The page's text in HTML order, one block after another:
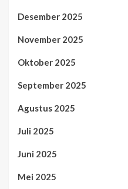
Desember 2025
November 2025
Oktober 2025
September 2025
Agustus 2025
Juli 2025
Juni 2025
Mei 2025